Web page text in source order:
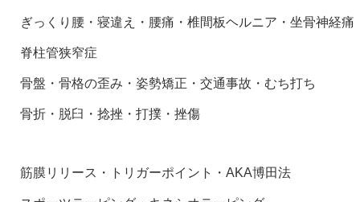
ぎっくり腰・寝違え・腰痛・椎間板ヘルニア・坐骨神経痛
脊柱管狭窄症
骨盤・骨格の歪み・姿勢矯正・交通事故・むち打ち
骨折・脱臼・捻挫・打撲・挫傷
筋膜リリース・トリガーポイント・AKA博田法